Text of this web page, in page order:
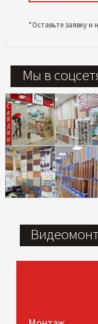
*Оставьте заявку и
Мы в